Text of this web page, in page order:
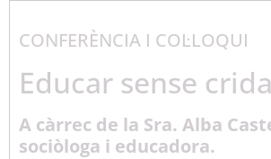
CONFERÈNCIA I COL·LOQUI
Educar sense
A càrrec de la Sra. Alba
sociòloga i educadora.